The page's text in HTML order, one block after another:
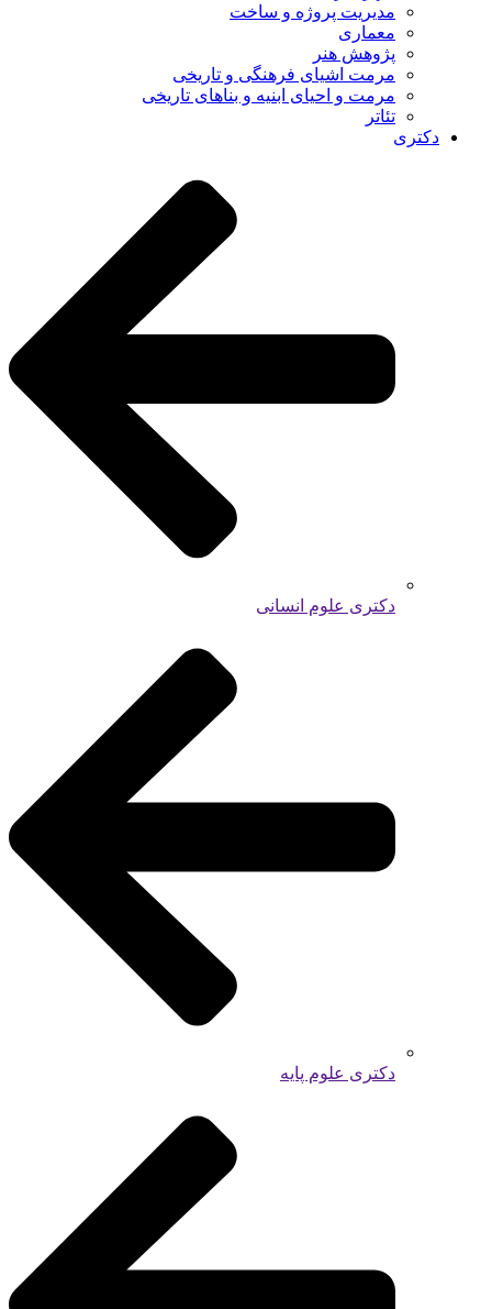
مدیریت پروژه و ساخت
معماری
پژوهش هنر
مرمت اشیای فرهنگی و تاریخی
مرمت و احیای ابنیه و بناهای تاریخی
تئاتر
دکتری
دکتری علوم انسانی
دکتری علوم پایه